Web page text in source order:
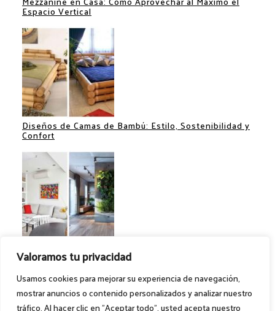
Valoramos tu privacidad
Usamos cookies para mejorar su experiencia de navegación,
mostrar anuncios o contenido personalizados y analizar nuestro
tráfico. Al hacer clic en "Aceptar todo", usted acepta nuestro
Espacio Vertical
Diseños de Camas de Bambú: Estilo, Sostenibilidad y
Confort
Separadores de Espacios: Ideas Creativas para
Optimizar tu Hogar